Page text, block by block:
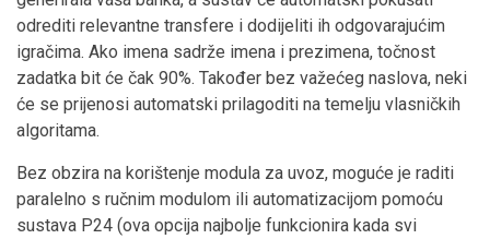
odrediti relevantne transfere i dodijeliti ih odgovarajućim
igračima. Ako imena sadrže imena i prezimena, točnost
zadatka bit će čak 90%. Također bez važećeg naslova, neki
će se prijenosi automatski prilagoditi na temelju vlasničkih
algoritama.
Bez obzira na korištenje modula za uvoz, moguće je raditi
paralelno s ručnim modulom ili automatizacijom pomoću
sustava P24 (ova opcija najbolje funkcionira kada svi